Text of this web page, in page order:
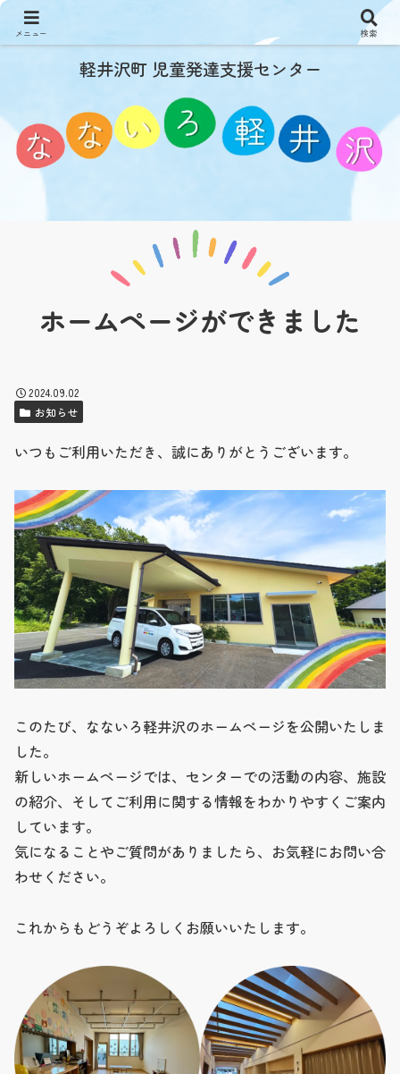
軽井沢町 児童発達支援センター
ホームページができました
2024.09.02
お知らせ
いつもご利用いただき、誠にありがとうございます。
このたび、なないろ軽井沢のホームページを公開いたしま
した。
新しいホームページでは、センターでの活動の内容、施設
の紹介、そしてご利用に関する情報をわかりやすくご案内
しています。
気になることやご質問がありましたら、お気軽にお問い合
わせください。
これからもどうぞよろしくお願いいたします。
メニュー 検索